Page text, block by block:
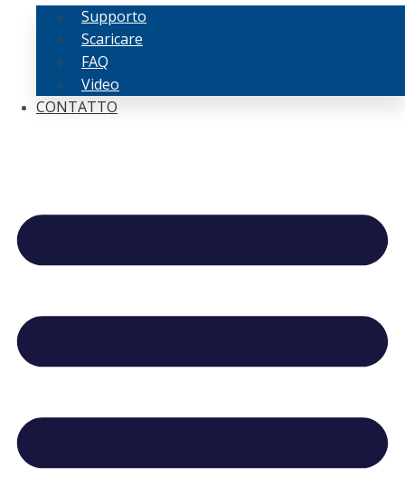
Supporto
Scaricare
FAQ
Video
CONTATTO